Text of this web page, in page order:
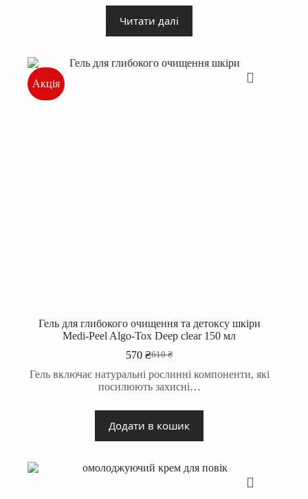
Читати далі
Акція
Гель для глибокого очищення та детоксу шкіри
Medi-Peel Algo-Tox Deep clear 150 мл
610₴
Оригінальна
ціна:
610 ₴.
570₴Поточна
ціна:
570 ₴.
Гель включає натуральні рослинні компоненти, які
посилюють захисні…
Додати в кошик